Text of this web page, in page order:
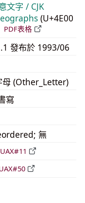
文字 / CJK
(U+4E00
PDF表格
發布於 1993/06
母 (Other_Letter)
寫
無
UAX#11